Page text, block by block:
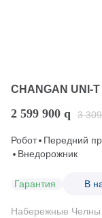
CHANGAN UNI-T
2 599 900 q 3
Робот Передний
Внедорожник
Гарантия В
Набережные Челны